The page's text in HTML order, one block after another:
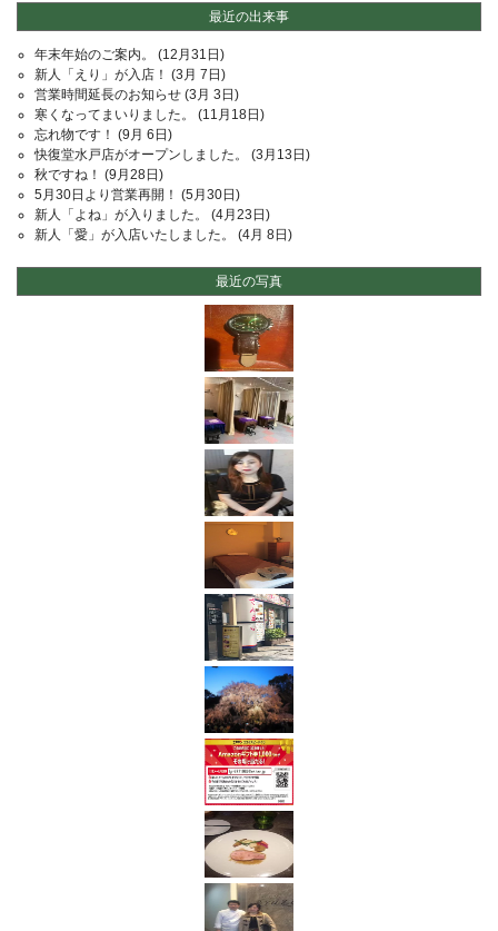
最近の出来事
年末年始のご案内。
(12月31日)
新人「えり」が入店！ (3月 7日)
営業時間延長のお知らせ (3月 3日)
寒くなってまいりました。
(11月18日)
忘れ物です！ (9月 6日)
快復堂水戸店がオープンしました。
(3月13日)
秋ですね！ (9月28日)
5月30日より営業再開！ (5月30日)
新人「よね」が入りました。
(4月23日)
新人「愛」が入店いたしました。
(4月 8日)
最近の写真